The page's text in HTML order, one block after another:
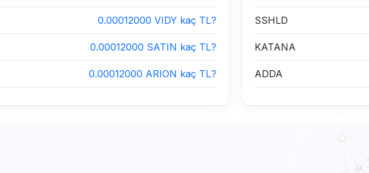
0.00012000 VIDY kaç TL?
0.00012000 SATIN kaç TL?
0.00012000 ARION kaç TL?
SSHLD
KATANA
ADDA